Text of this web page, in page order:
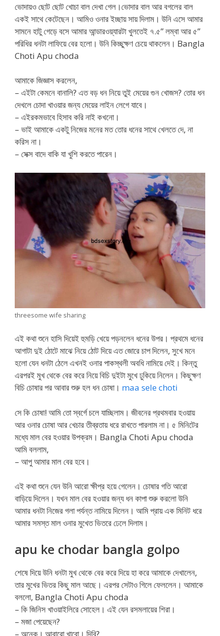
ভোদায়ও ছোট ছোট খোচা বাল দেখা গেল।ভোদার বাল আর বগলের বাল
একই সাথে কেটেছেন। আমিও ওনার ইচ্ছায় সায় দিলাম। উনি এসে আমার
সামনে হাটু গেড়ে বসে আমার আন্ডারওয়্যারটা খুলতেই ৭.৫” লম্বা আর ৫”
পরিধির ধনটা লাফিয়ে বের হলো। উনি কিচ্ছুক্ষণ চেয়ে থাকলেন। Bangla
Choti Apu choda
আমাকে জিজ্ঞাস করলেন,
– এইটা কেমনে বানালি? এত বড় ধন নিয়ে তুই মেয়ের গুন খোজস? তোর ধন
দেখলে চোদা খাওয়ার জন্য মেয়ের লাইন লেগে যাবে।
– এইরকমভাবে হিসাব করি নাই কখনো।
– ভাই আমাকে একটু নিজের মনের মত তোর ধনের সাথে খেলতে দে, না
করিস না।
– সেক্স বাদে বাকি যা খুশি করতে পারেন।
threesome wife sharing
এই কথা শুনে হাসি দিয়েই হুমড়ি খেয়ে পড়নলেন ধনের উপর। প্রথমে ধনের
আগাটা দুই ঠোটে মাঝে নিয়ে ঠোট দিয়ে এত জোরে চাপ দিলেন, সুখে মনে
হলো যেন ধনটা ঠেলে এখনই ওনার পাকস্থলী অবধি নামিয়ে দেই। কিন্তু
এরপরই মুখ থেকে বের করে নিয়ে বিচি দুইটা মুখে ঢুকিয়ে নিলেন। কিছুক্ষণ
বিচি চোষার পর আবার শুরু হল ধন চোষা। maa sele choti
সে কি চোষা! আমি তো স্বর্গে চলে যাচ্ছিলাম। জীবনের প্রথমবার হওয়ায়
আর ওনার চোষা আর খেচার তীব্রতায় ধরে রাখতে পারলাম না। ৫ মিনিটের
মধ্যে মাল বের হওয়ার উপক্রম। Bangla Choti Apu choda
আমি বললাম,
– আপু আমার মাল বের হবে।
এই কথা শুনে যেন উনি আরো ক্ষীপ্র হয়ে গেলেন। চোষার গতি আরো
বাড়িয়ে দিলেন। যখন মাল বের হওয়ার জন্য ধন কাপা শুরু করলো উনি
আমার ধনটা নিজের গলা পর্যন্ত নামিয়ে দিলেন। আমি প্রায় এক মিনিট ধরে
আমার সমস্ত মাল ওনার মুখেত ভিতরে ঢেলে দিলাম।
apu ke chodar bangla golpo
শেষে দিয়ে উনি ধনটা মুখ থেকে বের করে দিয়ে হা করে আমাকে দেখালেন,
তার মুখের ভিতর কিছু মাল আছে। এরপর সেটাও গিলে ফেললেন। আমাকে
বললো, Bangla Choti Apu choda
– কি জিনিস খাওয়াইলিরে সোহেল। এই যেন রসমলায়ের শিরা।
– মজা পেয়েছেন?
– অনেক। আবারো খাবো। দিবি?